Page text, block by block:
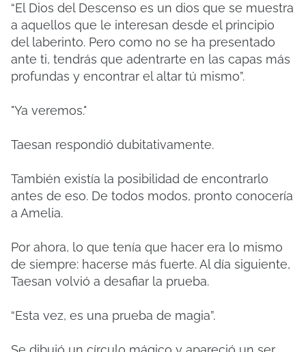
“El Dios del Descenso es un dios que se muestra
a aquellos que le interesan desde el principio
del laberinto. Pero como no se ha presentado
ante ti, tendrás que adentrarte en las capas más
profundas y encontrar el altar tú mismo”.
"Ya veremos."
Taesan respondió dubitativamente.
También existía la posibilidad de encontrarlo
antes de eso. De todos modos, pronto conocería
a Amelia.
Por ahora, lo que tenía que hacer era lo mismo
de siempre: hacerse más fuerte. Al día siguiente,
Taesan volvió a desafiar la prueba.
“Esta vez, es una prueba de magia”.